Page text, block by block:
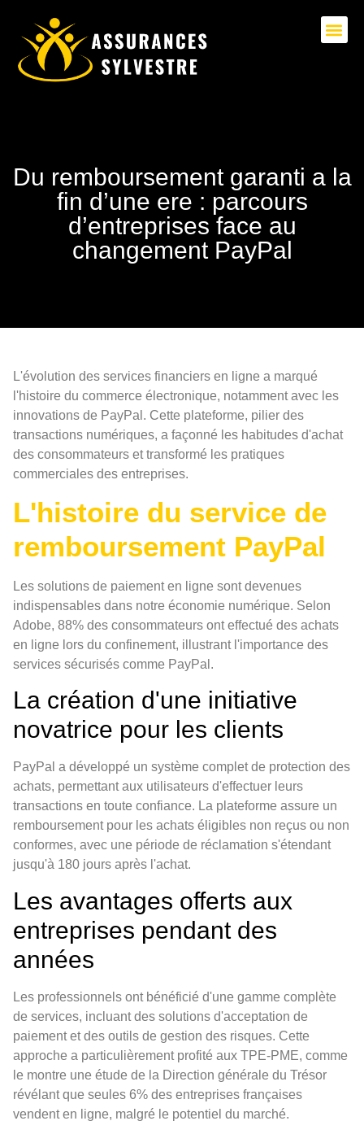
Du remboursement garanti a la
fin d’une ere : parcours
d’entreprises face au
changement PayPal
L'évolution des services financiers en ligne a marqué
l'histoire du commerce électronique, notamment avec les
innovations de PayPal. Cette plateforme, pilier des
transactions numériques, a façonné les habitudes d'achat
des consommateurs et transformé les pratiques
commerciales des entreprises.
L'histoire du service de
remboursement PayPal
Les solutions de paiement en ligne sont devenues
indispensables dans notre économie numérique. Selon
Adobe, 88% des consommateurs ont effectué des achats
en ligne lors du confinement, illustrant l'importance des
services sécurisés comme PayPal.
La création d'une initiative
novatrice pour les clients
PayPal a développé un système complet de protection des
achats, permettant aux utilisateurs d'effectuer leurs
transactions en toute confiance. La plateforme assure un
remboursement pour les achats éligibles non reçus ou non
conformes, avec une période de réclamation s'étendant
jusqu'à 180 jours après l'achat.
Les avantages offerts aux
entreprises pendant des
années
Les professionnels ont bénéficié d'une gamme complète
de services, incluant des solutions d'acceptation de
paiement et des outils de gestion des risques. Cette
approche a particulièrement profité aux TPE-PME, comme
le montre une étude de la Direction générale du Trésor
révélant que seules 6% des entreprises françaises
vendent en ligne, malgré le potentiel du marché.